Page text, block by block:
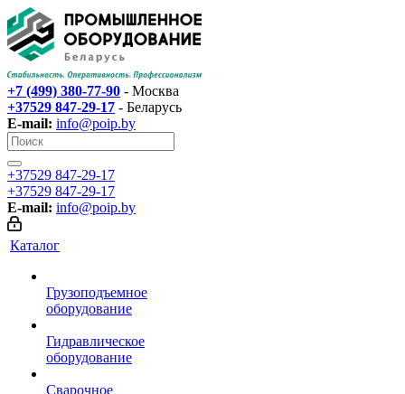
+7 (499) 380-77-90 - Москва
+37529 847-29-17‬ - Беларусь
E-mail: info@poip.by
+37529 847-29-17‬
+37529 847-29-17‬
E-mail: info@poip.by
Каталог
Грузоподъемное
оборудование
Гидравлическое
оборудование
Сварочное